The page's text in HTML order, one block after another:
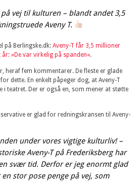
vej til kulturen – blandt andet 3,5
Aveny T.
på Berlingske.dk: Aveny-T får 3,5 millioner
»De var virkelig på spanden«.
heraf fem kommentarer. De fleste er glade
dette. En enkelt påpeger dog, at Aveny-T
i teatret. Der er også en, som mener at støtte
er glad for redningskransen til Aveny-
under vores vigtige kulturliv! –
Aveny-T på Frederiksberg har
svær tid. Derfor er jeg enormt glad
stor pose penge på vej, som